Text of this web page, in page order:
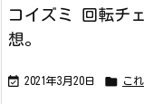
コイズミ 回転チ
想。
 2021年3月20日  こ